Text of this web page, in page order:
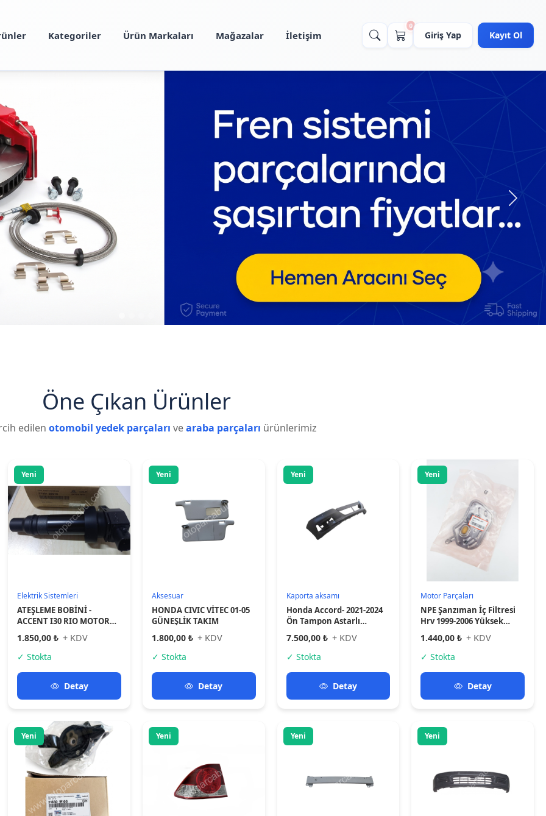
Kategoriler Ürün Markaları Mağazalar İletişim
0
Giriş Yap Kayıt Ol
Öne Çıkan Ürünler
edilen otomobil yedek parçaları araba parçaları ürünlerimiz
Yeni
✓ Stokta
Detay
✓ Stokta
Detay
Yeni Yeni
Yeni
MOTOR KULAĞI SOL -
2.900,00 ₺
+ KDV
✓ Stokta
Detay
Yeni
Honda Stop Cıvıc 07-09 Dış
Sol - 33551-Snb-003
1.950,00 ₺
+ KDV
✓ Stokta
Detay
Yeni
Kaporta aksamı
Chery Tiggo 7 Pro- 23/24;
Ön Tampon Demiri (Tw)
501001677AADYJ
4.100,00 ₺
+ KDV
✓ Stokta
Detay
Yeni
Kaporta aksamı
CIVIC- HB- 92/95; ÖN
DÜZ TİP SİS DELİKSİZ
2.900,00 ₺
+ KDV
✓ Stokta
Detay
Yeni Yeni Yeni Yeni